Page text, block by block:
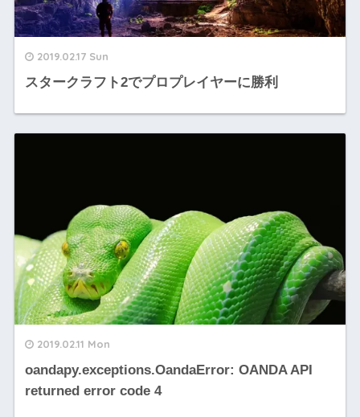
2019.02.17 Sun
スタークラフト2でプロプレイヤーに勝利
2019.02.11 Mon
oandapy.exceptions.OandaError: OANDA API
returned error code 4